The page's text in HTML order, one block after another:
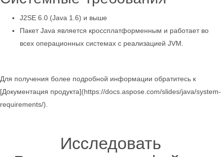
J2SE 6.0 (Java 1.6) и выше
Пакет Java является кроссплатформенным и работает во
всех операционных системах с реализацией JVM.
Для получения более подробной информации обратитесь к
[Документация продукта](https://docs.aspose.com/slides/java/system-
requirements/).
Исследовать